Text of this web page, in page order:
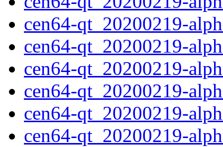
cen64-qt_20200219-
cen64-qt_20200219-
cen64-qt_20200219-
cen64-qt_20200219-
cen64-qt_20200219-
cen64-qt_20200219-